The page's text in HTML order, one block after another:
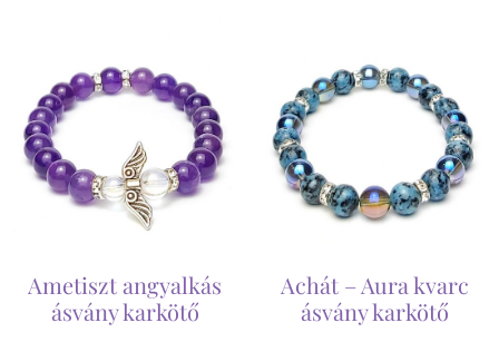
Ametiszt angyalkás
ásvány karkötő
Achát – Aura kvarc
ásvány karkötő